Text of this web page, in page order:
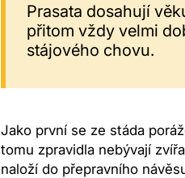
Prasata dosahují
přitom vždy velmi
stájového chovu.
Jako první se ze stáda
tomu zpravidla nebývají
naloží do přepravního